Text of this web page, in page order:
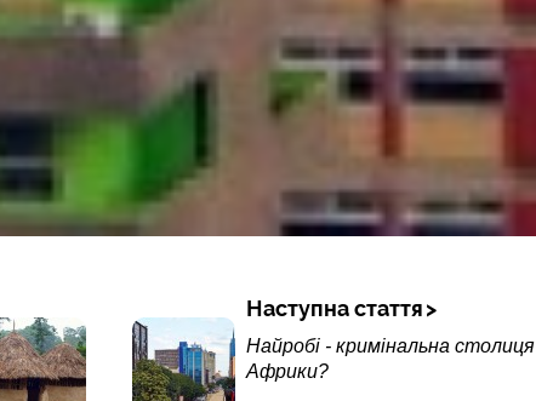
Наступна стаття
Найробі - кримінальна столиця
Африки?